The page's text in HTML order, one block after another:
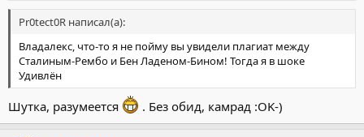
Pr0tect0R написал(а):
Владалекс, что-то я не пойму вы увидели плагиат между
Сталиным-Рембо и Бен Ладеном-Бином! Тогда я в шоке
Удивлён
Шутка, разумеется . Без обид, камрад :OK-)